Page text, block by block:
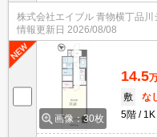
証会社加入要(初回月額総
株式会社エイブル 青物横丁品川
情報更新日 2026/08/08
画像：30枚
14.5
敷
な
5階
1K